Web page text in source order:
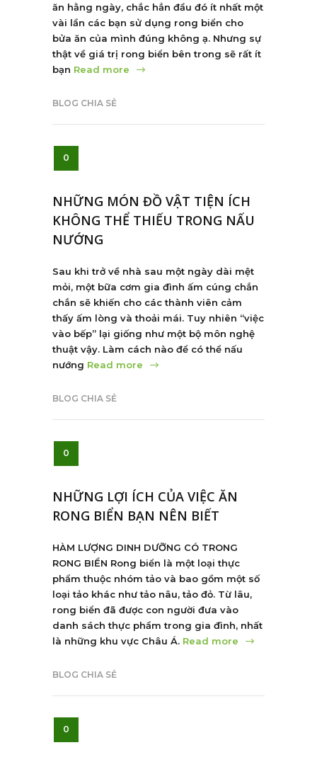
ăn hằng ngày, chắc hẳn đầu đó ít nhất một
vài lần các bạn sử dụng rong biển cho
bửa ăn của mình đúng không ạ. Nhưng sự
thật về giá trị rong biển bên trong sẽ rất ít
bạn Read more
BLOG CHIA SẺ
0
NHỮNG MÓN ĐỒ VẬT TIỆN ÍCH
KHÔNG THỂ THIẾU TRONG NẤU
NƯỚNG
Sau khi trở về nhà sau một ngày dài mệt
mỏi, một bữa cơm gia đình ấm cúng chắn
chắn sẽ khiến cho các thành viên cảm
thấy ấm lòng và thoải mái. Tuy nhiên “việc
vào bếp” lại giống như một bộ môn nghệ
thuật vậy. Làm cách nào để có thể nấu
nướng Read more
BLOG CHIA SẺ
0
NHỮNG LỢI ÍCH CỦA VIỆC ĂN
RONG BIỂN BẠN NÊN BIẾT
HÀM LƯỢNG DINH DƯỠNG CÓ TRONG
RONG BIỂN Rong biển là một loại thực
phẩm thuộc nhóm tảo và bao gồm một số
loại tảo khác như tảo nâu, tảo đỏ. Từ lâu,
rong biển đã được con người đưa vào
danh sách thực phẩm trong gia đình, nhất
là những khu vực Châu Á. Read more
BLOG CHIA SẺ
0